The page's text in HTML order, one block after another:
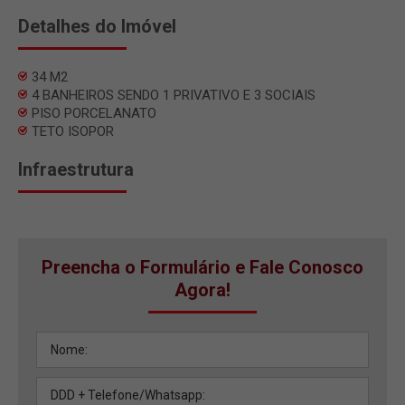
Detalhes do Imóvel
34 M2
4 BANHEIROS SENDO 1 PRIVATIVO E 3 SOCIAIS
PISO PORCELANATO
TETO ISOPOR
Infraestrutura
Preencha o Formulário e Fale Conosco
Agora!